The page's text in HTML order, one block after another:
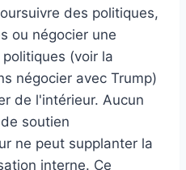
des politiques,
ou négocier une
(voir la
négocier avec Trump)
de l'intérieur. Aucun
soutien
ne peut supplanter la
interne. Ce